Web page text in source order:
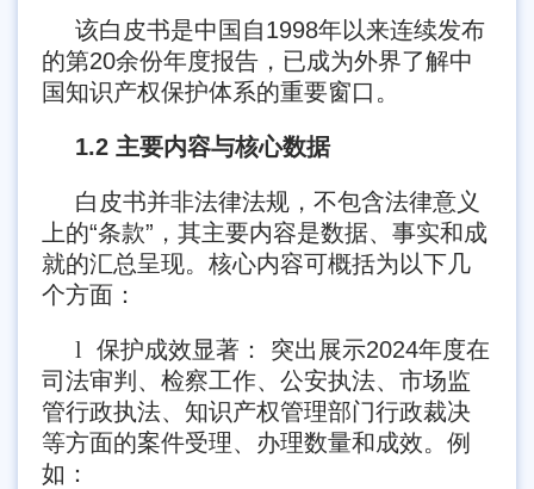
该白皮书是中国自1998年以来连续发布
的第20余份年度报告，已成为外界了解中
国知识产权保护体系的重要窗口。
1.2 主要内容与核心数据
白皮书并非法律法规，不包含法律意义
上的“条款”，其主要内容是数据、事实和成
就的汇总呈现。核心内容可概括为以下几
个方面：
l 保护成效显著： 突出展示2024年度在
司法审判、检察工作、公安执法、市场监
管行政执法、知识产权管理部门行政裁决
等方面的案件受理、办理数量和成效。例
如：